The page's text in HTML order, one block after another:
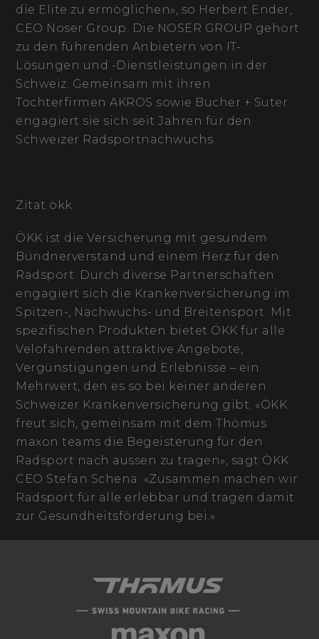
die Elite zu ermöglichen», so Herbert Ender,
CEO Noser Group. Die NOSER GROUP gehört
zu den führenden Anbietern von IT-
Lösungen und -Dienstleistungen in der
Schweiz. Gemeinsam mit ihren
Tochterfirmen AKROS sowie Bucher + Suter
engagiert sie sich seit Jahren für den
Schweizer Radsportnachwuchs.
Zitat ökk
ÖKK ist die Versicherung mit gesundem
Bündnerverstand und einem Herz für den
Radsport. Durch diverse Partnerschaften
engagiert sich die Krankenversicherung im
Spitzen-, Nachwuchs- und Breitensport. Mit
spezifischen Produkten bietet ÖKK für alle
Velofahrenden attraktive Angebote,
Vergünstigungen und Erlebnisse – ein
Mehrwert, den es so bei keiner anderen
Schweizer Krankenversicherung gibt. «ÖKK
freut sich, gemeinsam mit dem Thömus
maxon teams die Begeisterung für den
Radsport nach aussen zu tragen», sagt ÖKK
CEO Stefan Schena. «Zusammen machen wir
Radsport für alle erlebbar und tragen damit
zur Gesundheitsförderung bei.»